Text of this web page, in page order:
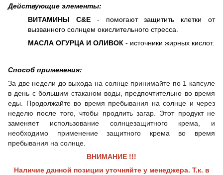
Действующие элементы:
ВИТАМИНЫ C&E- помогают защитить клетки от
вызванного солнцем окислительного стресса.
МАСЛА ОГУРЦА И ОЛИВОК - источники жирных кислот.
Cпособ применения:
За две недели до выхода на солнце принимайте по 1 капсуле
в день с большим стаканом воды, предпочтительно во время
еды. Продолжайте во время пребывания на солнце и через
неделю после того, чтобы продлить загар. Этот продукт не
заменяет использование солнцезащитного крема, и
необходимо применение защитного крема во время
пребывания на солнце.
ВНИМАНИЕ !!!
Наличие данной позиции уточняйте у менеджера. Т.к. в